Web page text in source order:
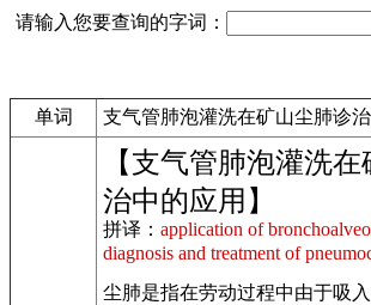
请输入您要查询的字词：
单词 支气管肺泡灌洗在矿山尘肺诊
【支气管肺泡灌洗
治中的应用】
拼译： application of
diagnosis and treatment of
尘肺是指在劳动过程中由于吸